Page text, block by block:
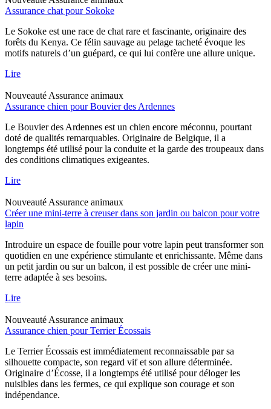
Assurance chat pour Sokoke
Le Sokoke est une race de chat rare et fascinante, originaire des
forêts du Kenya. Ce félin sauvage au pelage tacheté évoque les
motifs naturels d’un guépard, ce qui lui confère une allure unique.
Lire
Nouveauté Assurance animaux
Assurance chien pour Bouvier des Ardennes
Le Bouvier des Ardennes est un chien encore méconnu, pourtant
doté de qualités remarquables. Originaire de Belgique, il a
longtemps été utilisé pour la conduite et la garde des troupeaux dans
des conditions climatiques exigeantes.
Lire
Nouveauté Assurance animaux
Créer une mini-terre à creuser dans son jardin ou balcon pour votre
lapin
Introduire un espace de fouille pour votre lapin peut transformer son
quotidien en une expérience stimulante et enrichissante. Même dans
un petit jardin ou sur un balcon, il est possible de créer une mini-
terre adaptée à ses besoins.
Lire
Nouveauté Assurance animaux
Assurance chien pour Terrier Écossais
Le Terrier Écossais est immédiatement reconnaissable par sa
silhouette compacte, son regard vif et son allure déterminée.
Originaire d’Écosse, il a longtemps été utilisé pour déloger les
nuisibles dans les fermes, ce qui explique son courage et son
indépendance.